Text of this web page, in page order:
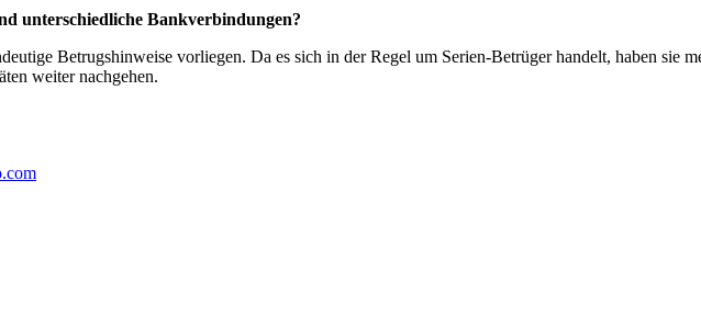
unterschiedliche Bankverbindungen?
Betrugshinweise vorliegen. Da es sich in der Regel um Serien-Betrüger handelt, haben sie
weiter nachgehen.